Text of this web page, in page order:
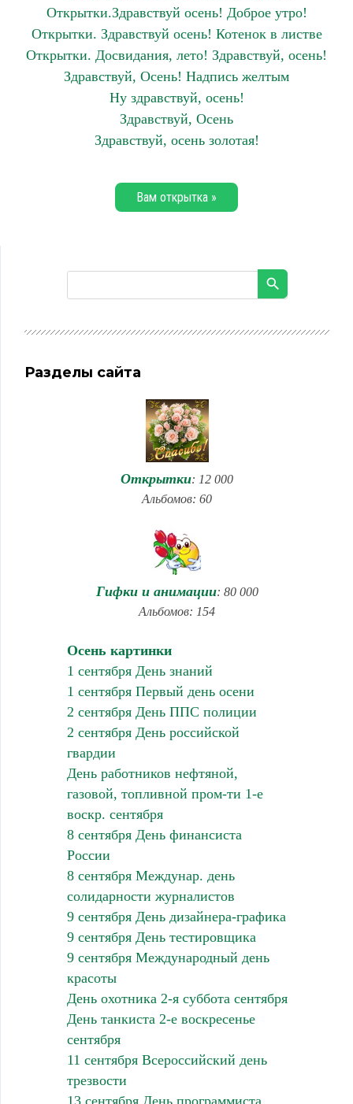
Открытки.Здравствуй осень! Доброе утро!
Открытки. Здравствуй осень! Котенок в листве
Открытки. Досвидания, лето! Здравствуй, осень!
Здравствуй, Осень! Надпись желтым
Ну здравствуй, осень!
Здравствуй, Осень
Здравствуй, осень золотая!
Вам открытка »
Разделы сайта
Открытки: 12 000
Альбомов: 60
Гифки и анимации: 80 000
Альбомов: 154
Осень картинки
1 сентября День знаний
1 сентября Первый день осени
2 сентября День ППС полиции
2 сентября День российской
гвардии
День работников нефтяной,
газовой, топливной пром-ти 1-е
воскр. сентября
8 сентября День финансиста
России
8 сентября Междунар. день
солидарности журналистов
9 сентября День дизайнера-графика
9 сентября День тестировщика
9 сентября Международный день
красоты
День охотника 2-я суббота сентября
День танкиста 2-е воскресенье
сентября
11 сентября Всероссийский день
трезвости
13 сентября День программиста